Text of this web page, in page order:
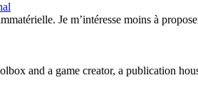
Je m’intéresse moins à
and a game creator, a publication